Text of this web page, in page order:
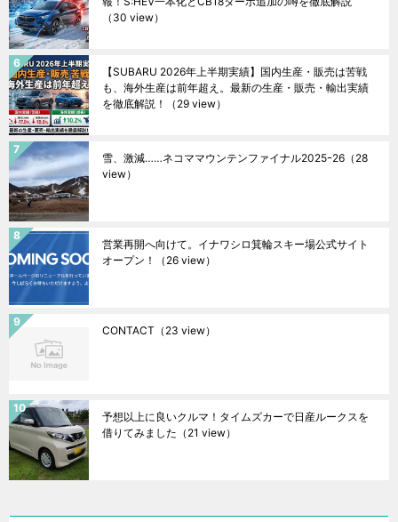
（30 view）
【SUBARU 2026年上半期実績】国内生産・販売は苦戦
も、海外生産は前年超え。最新の生産・販売・輸出実績
を徹底解説！
（29 view）
雪、激減……ネコママウンテンファイナル2025ｰ26 （28
view）
営業再開へ向けて。イナワシロ箕輪スキー場公式サイト
オープン！
（26 view）
CONTACT （23 view）
予想以上に良いクルマ！タイムズカーで日産ルークスを
借りてみました （21 view）